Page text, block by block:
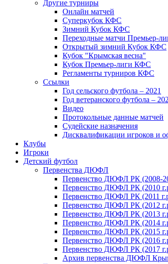
Другие турниры
Онлайн матчей
Суперкубок КФС
Зимний Кубок КФС
Переходные матчи Премьер-
Открытый зимний Кубок КФС
Кубок "Крымская весна"
Кубок Премьер-лиги КФС
Регламенты турниров КФС
Ссылки
Год сельского футбола – 2021
Год ветеранского футбола –
Видео
Протокольные данные матчей
Судейские назначения
Дисквалификации игроков и
Клубы
Игроки
Детский футбол
Первенства ДЮФЛ
Первенство ДЮФЛ РК (2008-
Первенство ДЮФЛ РК (2010
Первенство ДЮФЛ РК (2011
Первенство ДЮФЛ РК (2012
Первенство ДЮФЛ РК (2013
Первенство ДЮФЛ РК (2014
Первенство ДЮФЛ РК (2015
Первенство ДЮФЛ РК (2016
Первенство ДЮФЛ РК (2017
Архив первенства ДЮФЛ